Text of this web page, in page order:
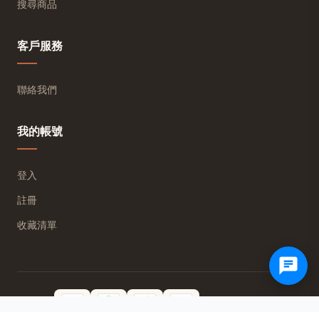
搜尋商品
客戶服務
聯絡我們
我的帳號
登入
註冊
收藏清單